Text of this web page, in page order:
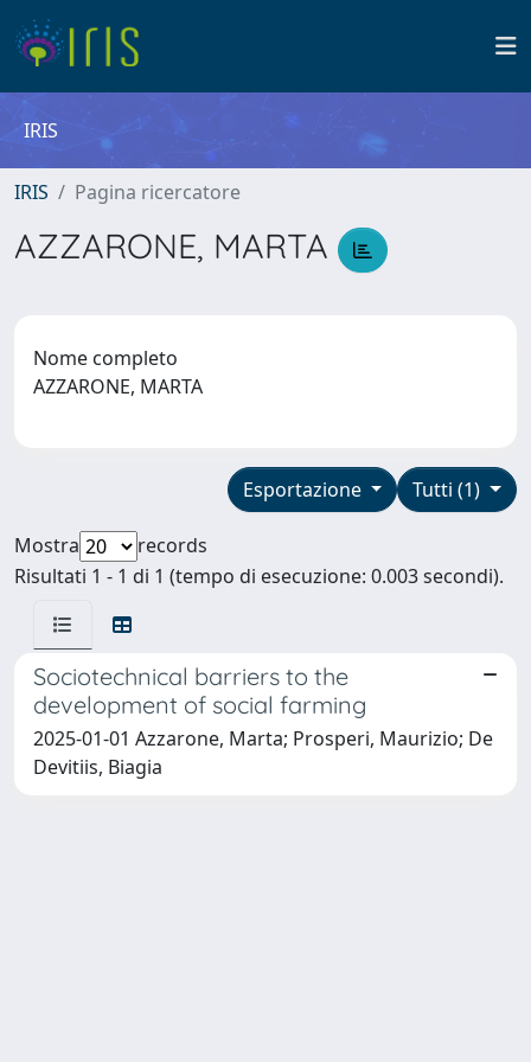
IRIS
IRIS Pagina ricercatore
AZZARONE, MARTA
Nome completo
AZZARONE, MARTA
Tutti (1)
Esportazione
Mostra
records
Risultati 1 - 1 di 1 (tempo di esecuzione: 0.003 secondi).
Sociotechnical barriers to the
development of social farming
2025-01-01 Azzarone, Marta; Prosperi, Maurizio; De
Devitiis, Biagia